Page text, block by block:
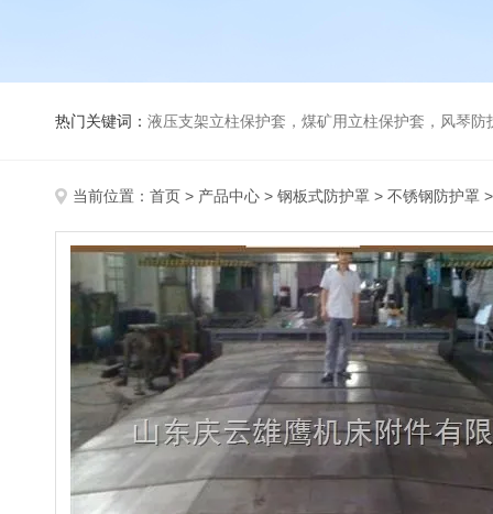
热门关键词： 液压支架立柱保护套，煤矿用立柱保护套，风琴
当前位置： 首页 > 产品中心 > 钢板式防护罩 > 不锈钢防护罩